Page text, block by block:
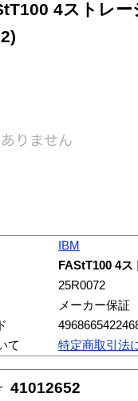
4ストレ
IBM
FAStT100 4
25R0072
メーカー保証
て
特定商取引法
41012652